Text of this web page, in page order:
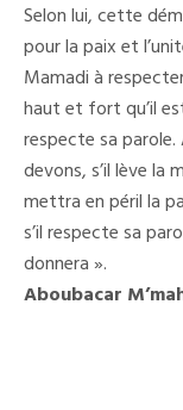
Selon lui, cette
pour la paix et
Mamadi à
haut et fort qu’il
respecte sa
devons, s’il lève la
mettra en péril la
s’il respecte sa
donnera ».
Aboubacar